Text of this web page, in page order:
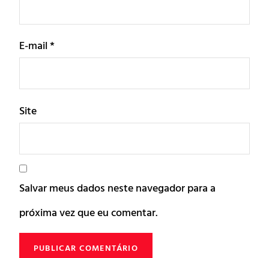
E-mail*
Site
Salvar meus dados neste navegador para a
próxima vez que eu comentar.